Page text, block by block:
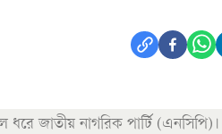
ধরে জাতীয় নাগরিক পার্টি